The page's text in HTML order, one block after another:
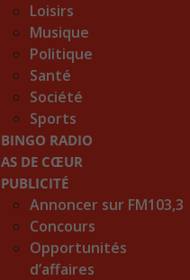
Loisirs
Musique
Politique
Santé
Société
Sports
BINGO RADIO
AS DE CŒUR
PUBLICITÉ
Annoncer sur FM103,3
Concours
Opportunités
d’affaires